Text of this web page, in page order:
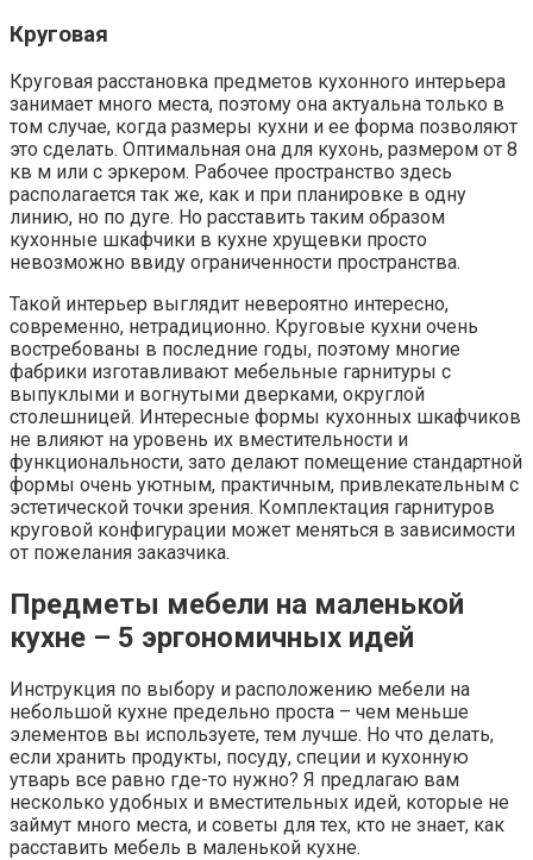
Круговая
Круговая расстановка предметов кухонного интерьера
занимает много места, поэтому она актуальна только в
том случае, когда размеры кухни и ее форма позволяют
это сделать. Оптимальная она для кухонь, размером от 8
кв м или с эркером. Рабочее пространство здесь
располагается так же, как и при планировке в одну
линию, но по дуге. Но расставить таким образом
кухонные шкафчики в кухне хрущевки просто
невозможно ввиду ограниченности пространства.
Такой интерьер выглядит невероятно интересно,
современно, нетрадиционно. Круговые кухни очень
востребованы в последние годы, поэтому многие
фабрики изготавливают мебельные гарнитуры с
выпуклыми и вогнутыми дверками, округлой
столешницей. Интересные формы кухонных шкафчиков
не влияют на уровень их вместительности и
функциональности, зато делают помещение стандартной
формы очень уютным, практичным, привлекательным с
эстетической точки зрения. Комплектация гарнитуров
круговой конфигурации может меняться в зависимости
от пожелания заказчика.
Предметы мебели на маленькой
кухне – 5 эргономичных идей
Инструкция по выбору и расположению мебели на
небольшой кухне предельно проста – чем меньше
элементов вы используете, тем лучше. Но что делать,
если хранить продукты, посуду, специи и кухонную
утварь все равно где-то нужно? Я предлагаю вам
несколько удобных и вместительных идей, которые не
займут много места, и советы для тех, кто не знает, как
расставить мебель в маленькой кухне.